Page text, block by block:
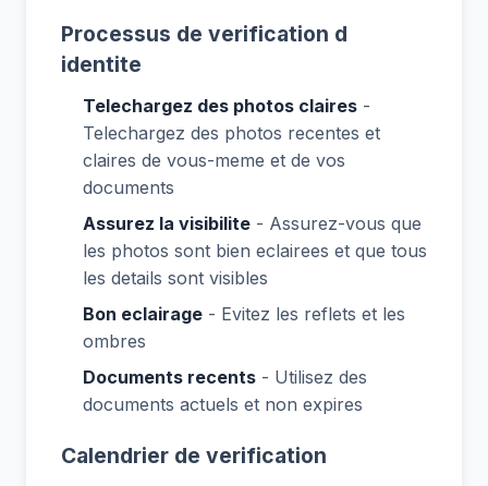
Processus de verification d
identite
Telechargez des photos claires -
Telechargez des photos recentes et
claires de vous-meme et de vos
documents
Assurez la visibilite - Assurez-vous que
les photos sont bien eclairees et que tous
les details sont visibles
Bon eclairage - Evitez les reflets et les
ombres
Documents recents - Utilisez des
documents actuels et non expires
Calendrier de verification